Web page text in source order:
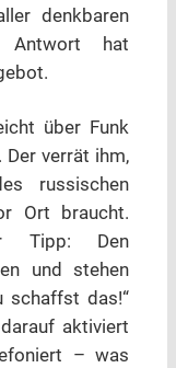
denkbaren
Antwort hat
über Funk
Der verrät ihm,
russischen
Ort braucht.
Tipp: Den
und stehen
schaffst das!“
aktiviert
– was